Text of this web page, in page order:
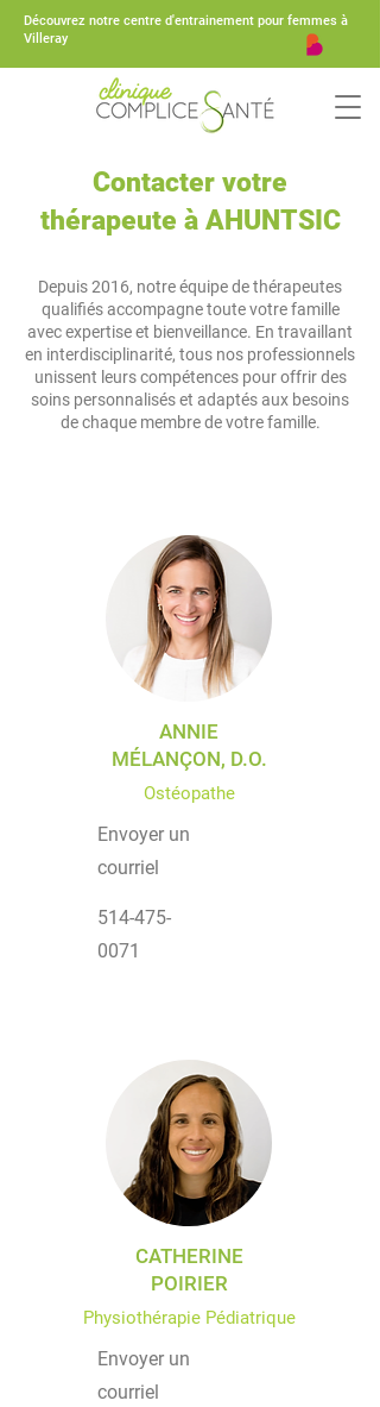
Découvrez notre centre d'entrainement pour femmes à
Villeray
Contacter votre
thérapeute à AHUNTSIC
Depuis 2016, notre équipe de thérapeutes
qualifiés accompagne toute votre famille
avec expertise et bienveillance. En travaillant
en interdisciplinarité, tous nos professionnels
unissent leurs compétences pour offrir des
soins personnalisés et adaptés aux besoins
de chaque membre de votre famille.
ANNIE
MÉLANÇON, D.O.
Ostéopathe
Envoyer un
courriel
514-475-
0071
CATHERINE
POIRIER
Physiothérapie Pédiatrique
Envoyer un
courriel